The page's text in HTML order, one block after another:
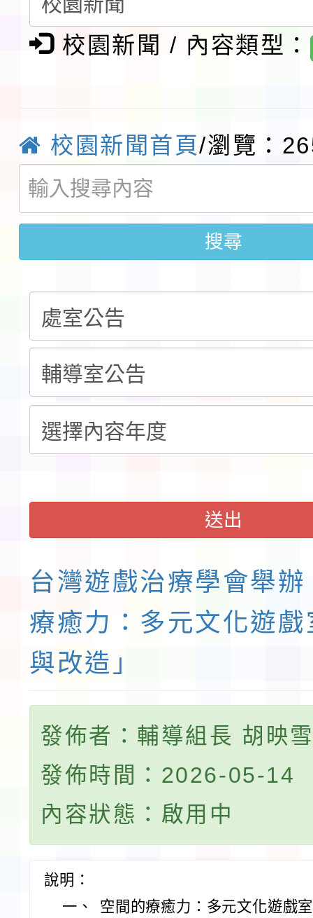
程安排一案
「桃園市補助參觀特色
026 ART TAIPEI臺北
會」之「藝術教育日」
本校115學年度第1學
第2次招考代課鐘點教
告(採1次公告分次招考)
115 年度兒童課後照顧
0 小時業訓練課程
轉知本市體育總會划船
「115年桃園市運動會
錦標賽」海洋艇及
域)，申請變更地點
「114-115年度
計畫」公費接種對象擴
115學年度迎新活動暨
會活動流程表
函轉桃園市童軍會辦理
童軍小隊長訓練營活動
校園新聞 / 內容類型：
校園新聞首頁/瀏覽：
搜尋
送出
台灣遊戲治療學會舉
療癒力：多元文化遊
與改造」
發佈者：輔導組長 胡映
發佈時間：2026-05-14
內容狀態：啟用中
說明：
一、
空間的療癒力：多元文化遊戲